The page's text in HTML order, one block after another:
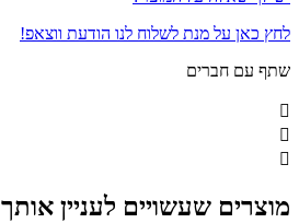
לחץ כאן על מנת לשלוח לנו הודעת ווצאפ!
שתף עם חברים
מוצרים שעשויים לעניין אותך